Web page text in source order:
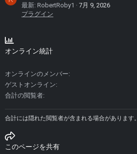
最新: RobertRoby1
7月 9, 2026
プラグイン
オンライン統計
オンラインのメンバー
ゲストオンライン
合計の閲覧者
合計には隠れた閲覧者が含まれる場合があります。
このページを共有